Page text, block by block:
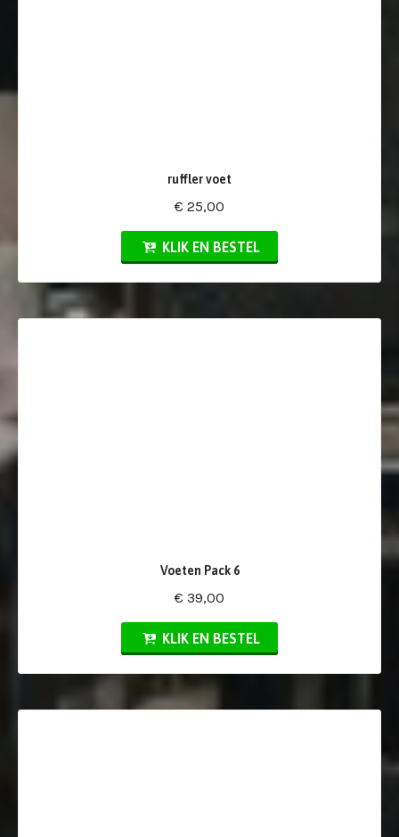
ruffler voet
€ 25,00
KLIK EN BESTEL
Voeten Pack 6
€ 39,00
KLIK EN BESTEL